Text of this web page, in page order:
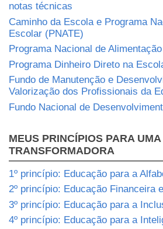
notas técnicas
Caminho da Escola e Programa
Escolar (PNATE)
Programa Nacional de
Programa Dinheiro Direto na
Fundo de Manutenção e
Valorização dos Profissionais da
Fundo Nacional de
MEUS PRINCÍPIOS PARA
TRANSFORMADORA
1º princípio: Educação para a
2º princípio: Educação Financeira
3º princípio: Educação para a
4º princípio: Educação para a